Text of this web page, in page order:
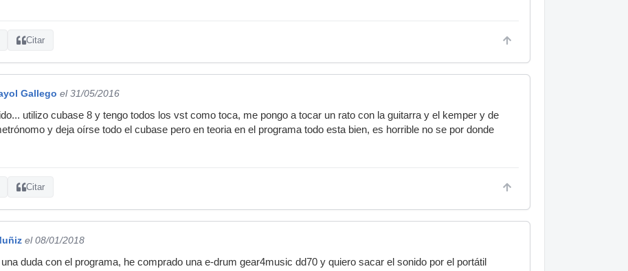
Citar
Gallego el 31/05/2016
utilizo cubase 8 y tengo todos los vst como toca, me pongo a tocar un rato con la guitarra y el kemper y de
y deja oírse todo el cubase pero en teoria en el programa todo esta bien, es horrible no se por donde
Citar
el 08/01/2018
duda con el programa, he comprado una e-drum gear4music dd70 y quiero sacar el sonido por el portátil